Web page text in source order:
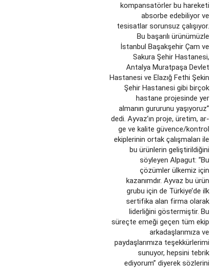
kompansatörler bu hareketi
absorbe edebiliyor ve
tesisatlar sorunsuz çalışıyor.
Bu başarılı ürünümüzle
İstanbul Başakşehir Çam ve
Sakura Şehir Hastanesi,
Antalya Muratpaşa Devlet
Hastanesi ve Elazığ Fethi Şekin
Şehir Hastanesi gibi birçok
hastane projesinde yer
almanın gururunu yaşıyoruz”
dedi. Ayvaz’ın proje, üretim, ar-
ge ve kalite güvence/kontrol
ekiplerinin ortak çalışmaları ile
bu ürünlerin geliştirildiğini
söyleyen Alpagut: “Bu
çözümler ülkemiz için
kazanımdır. Ayvaz bu ürün
grubu için de Türkiye’de ilk
sertifika alan firma olarak
liderliğini göstermiştir. Bu
süreçte emeği geçen tüm ekip
arkadaşlarımıza ve
paydaşlarımıza teşekkürlerimi
sunuyor, hepsini tebrik
ediyorum” diyerek sözlerini